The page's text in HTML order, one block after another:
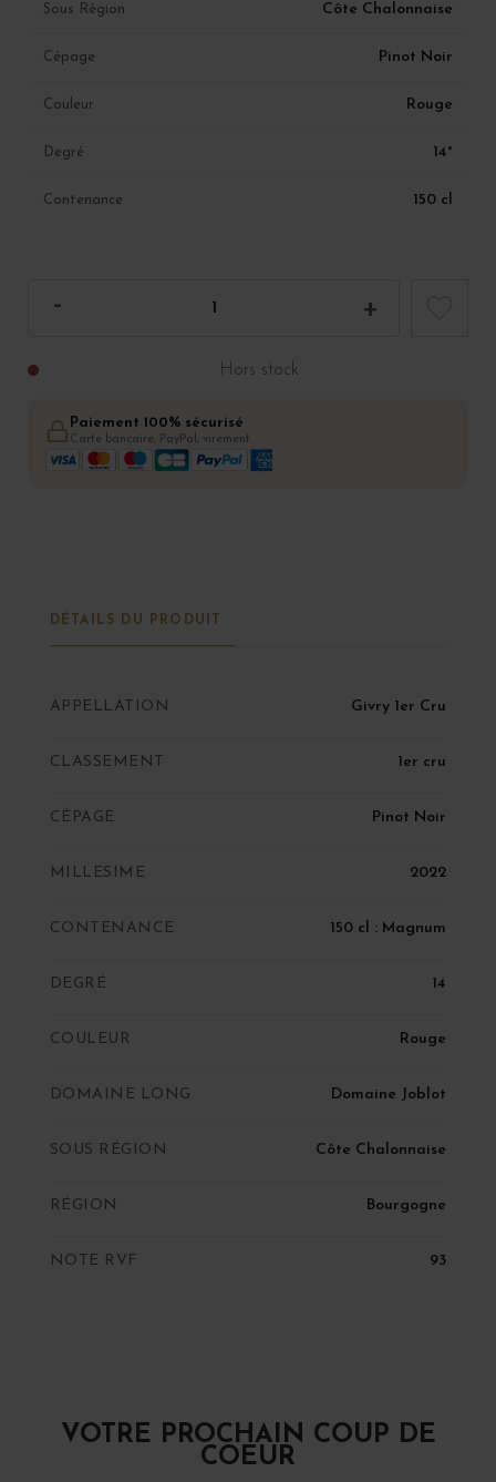
Sous Région Côte Chalonnaise
Cépage Pinot Noir
Couleur Rouge
Degré 14°
Contenance 150 cl
Hors stock
Paiement 100% sécurisé
Carte bancaire, PayPal, virement
DÉTAILS DU PRODUIT
APPELLATION Givry 1er Cru
CLASSEMENT 1er cru
CÉPAGE Pinot Noir
MILLESIME 2022
CONTENANCE 150 cl : Magnum
DEGRÉ 14
COULEUR Rouge
DOMAINE LONG Domaine Joblot
SOUS RÉGION Côte Chalonnaise
RÉGION Bourgogne
NOTE RVF 93
VOTRE PROCHAIN COUP DE
COEUR